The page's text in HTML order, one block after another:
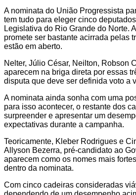
A nominata do União Progressista
tem tudo para eleger cinco
Legislativa do Rio Grande do Norte.
promete ser bastante acirrada pelas
estão em aberto.
Nelter, Júlio César, Neilton, Robson
aparecem na briga direta por essas
disputa que deve ser definida voto a
A nominata ainda sonha com uma
para isso acontecer, o restante dos
surpreender e apresentar um
expectativas durante a campanha.
Teoricamente, Kleber Rodrigues e
Allyson Bezerra, pré-candidato ao
aparecem como os nomes mais
dentro da nominata.
Com cinco cadeiras consideradas